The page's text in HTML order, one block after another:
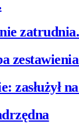
zasłużył